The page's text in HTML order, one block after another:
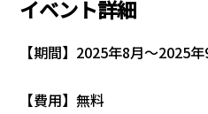
イベント詳細
【期間】2025年8月〜2025年
【費用】無料